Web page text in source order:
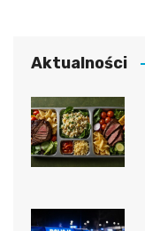
Aktualności